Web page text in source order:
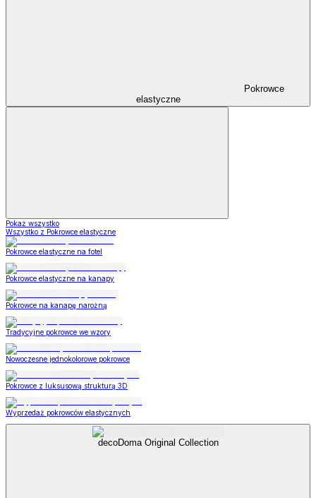
Pokrowce
elastyczne
Pokaż wszystko
Wszystko z Pokrowce elastyczne
Pokrowce elastyczne na fotel
Pokrowce elastyczne na kanapy
Pokrowce na kanapę narożną
Tradycyjne pokrowce we wzory
Nowoczesne jednokolorowe pokrowce
Pokrowce z luksusową strukturą 3D
Wyprzedaż pokrowców elastycznych
decoDoma Original Collection